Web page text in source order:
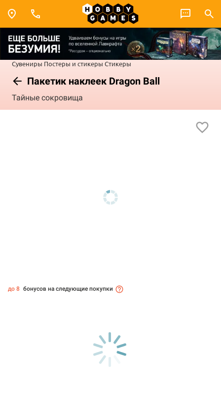
Сувениры Постеры и стикеры Стикеры
Пакетик наклеек Dragon Ball
Тайные сокровища
до 8 бонусов на следующие покупки